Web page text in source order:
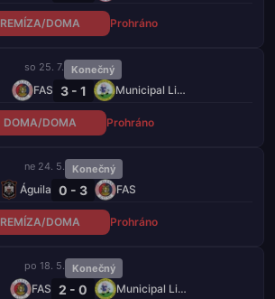
REMÍZA/DOMA Prohráno
so 25. 7. Konečný
FAS 3 - 1 Municipal Limeño
DOMA/DOMA Prohráno
ne 24. 5. Konečný
Águila 0 - 3 FAS
REMÍZA/DOMA Prohráno
po 18. 5. Konečný
FAS 2 - 0 Municipal Limeño